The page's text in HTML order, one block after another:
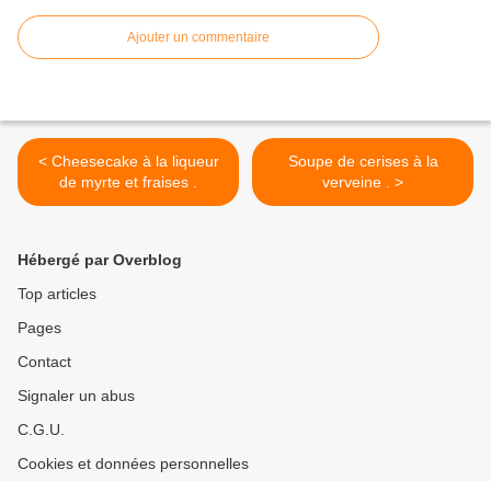
Ajouter un commentaire
< Cheesecake à la liqueur
de myrte et fraises .
Soupe de cerises à la
verveine . >
Hébergé par Overblog
Top articles
Pages
Contact
Signaler un abus
C.G.U.
Cookies et données personnelles